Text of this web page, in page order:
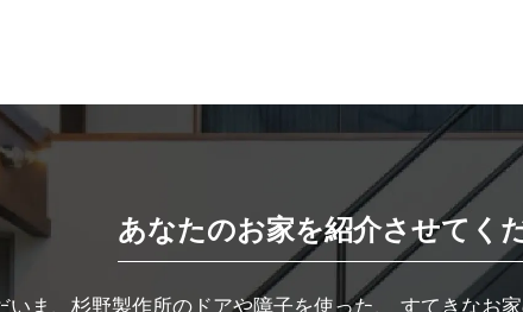
あなたのお家を紹介させてく
いま、杉野製作所のドアや障子を使った、 すてきなお